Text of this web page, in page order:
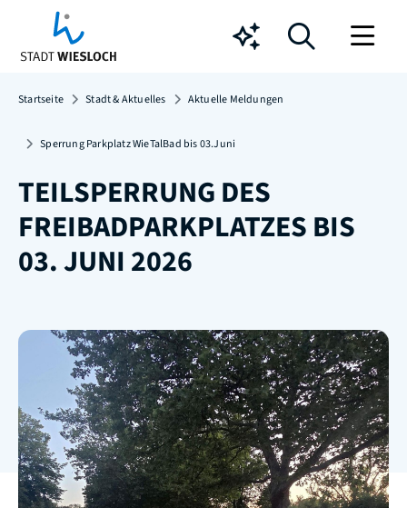
Chatbot
Startseite Stadt & Aktuelles Aktuelle Meldungen
Sperrung Parkplatz WieTalBad bis 03.Juni
TEILSPERRUNG DES
FREIBADPARKPLATZES BIS
03. JUNI 2026